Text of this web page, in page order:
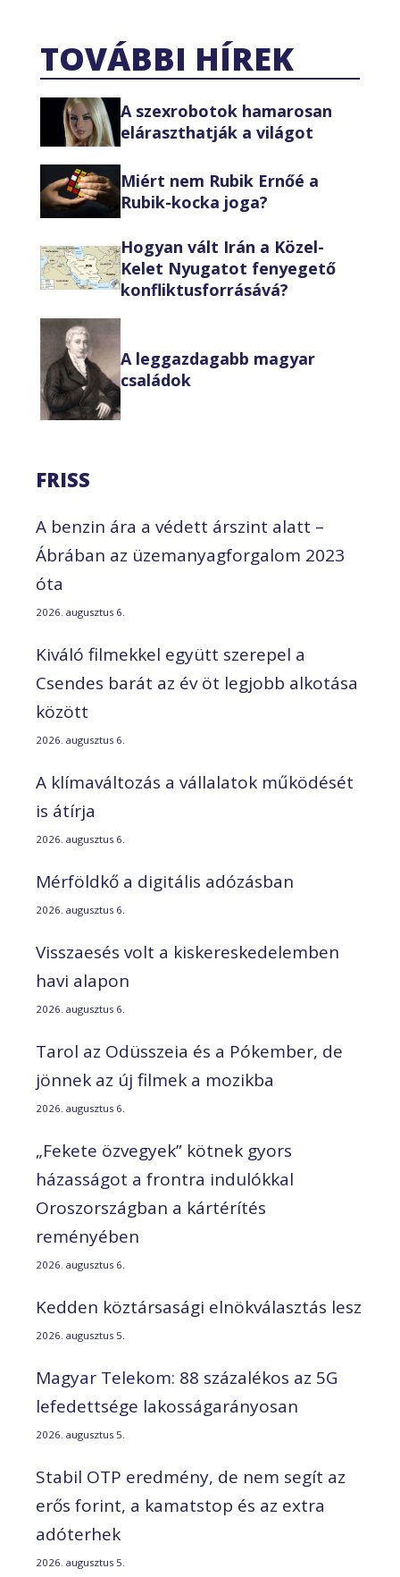
TOVÁBBI HÍREK
A szexrobotok hamarosan
eláraszthatják a világot
Miért nem Rubik Ernőé a
Rubik-kocka joga?
Hogyan vált Irán a Közel-
Kelet Nyugatot fenyegető
konfliktusforrásává?
A leggazdagabb magyar
családok
FRISS
A benzin ára a védett árszint alatt –
Ábrában az üzemanyagforgalom 2023
óta
2026. augusztus 6.
Kiváló filmekkel együtt szerepel a
Csendes barát az év öt legjobb alkotása
között
2026. augusztus 6.
A klímaváltozás a vállalatok működését
is átírja
2026. augusztus 6.
Mérföldkő a digitális adózásban
2026. augusztus 6.
Visszaesés volt a kiskereskedelemben
havi alapon
2026. augusztus 6.
Tarol az Odüsszeia és a Pókember, de
jönnek az új filmek a mozikba
2026. augusztus 6.
„Fekete özvegyek” kötnek gyors
házasságot a frontra indulókkal
Oroszországban a kártérítés
reményében
2026. augusztus 6.
Kedden köztársasági elnökválasztás lesz
2026. augusztus 5.
Magyar Telekom: 88 százalékos az 5G
lefedettsége lakosságarányosan
2026. augusztus 5.
Stabil OTP eredmény, de nem segít az
erős forint, a kamatstop és az extra
adóterhek
2026. augusztus 5.